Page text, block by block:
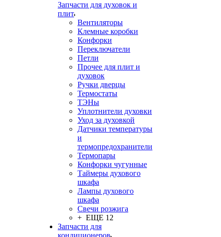
Запчасти для духовок и
плит
Вентиляторы
Клемные коробки
Конфорки
Переключатели
Петли
Прочее для плит и
духовок
Ручки дверцы
Термостаты
ТЭНы
Уплотнители духовки
Уход за духовкой
Датчики температуры
и
термопредохранители
Термопары
Конфорки чугунные
Таймеры духового
шкафа
Лампы духового
шкафа
Свечи розжига
+ ЕЩЕ 12
Запчасти для
кондиционеров